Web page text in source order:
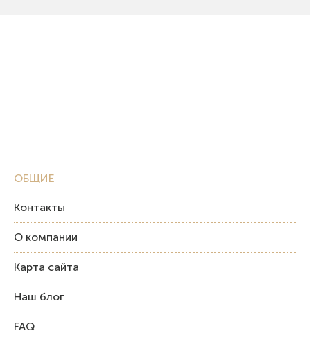
ОБЩИЕ
Контакты
О компании
Карта сайта
Наш блог
FAQ